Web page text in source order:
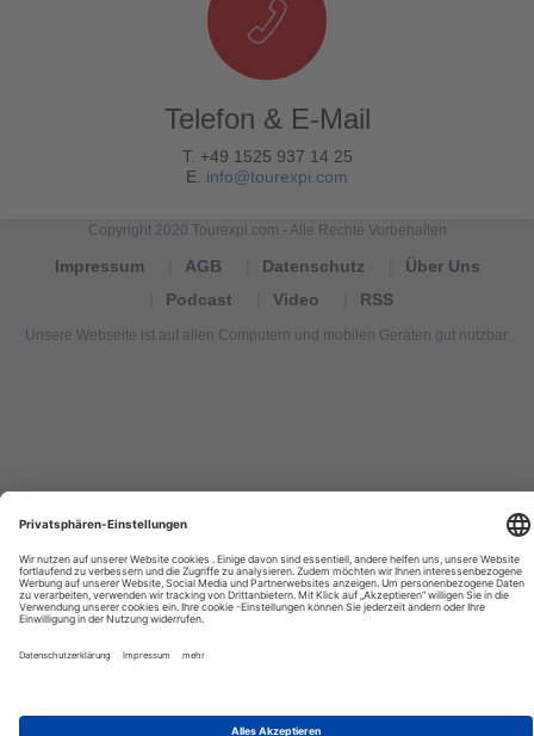
Telefon & E-Mail
T. +49 1525 937 14 25
E. info@tourexpi.com
Copyright 2020 Tourexpi.com - Alle Rechte Vorbehalten
Impressum AGB Datenschutz
Über Uns
Podcast
Video RSS
Unsere Webseite ist auf allen Computern und mobilen Geräten gut nutzbar.
de
Tourismus
Nachrichten,
новости
news,